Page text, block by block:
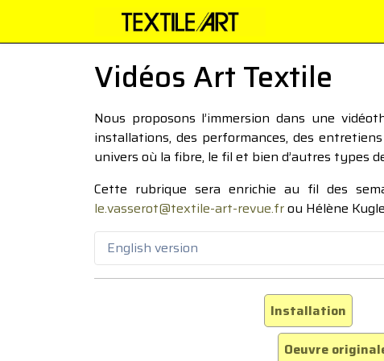
Vidéos Art Textile
Nous proposons l’immersion dans une
installations, des performances, des
univers où la fibre, le fil et bien d’autres types
Cette rubrique sera enrichie au fil des
le.vasserot@textile-art-revue.frou Hélène
English version
Installation
Oeuvre